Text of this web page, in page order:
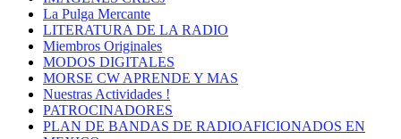
La Pulga Mercante
LITERATURA DE LA RADIO
Miembros Originales
MODOS DIGITALES
MORSE CW APRENDE Y MAS
Nuestras Actividades !
PATROCINADORES
PLAN DE BANDAS DE RADIOAFICIONADOS EN